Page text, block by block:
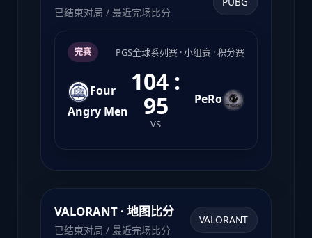
已结束对局 / 最近完场比分
完赛 PGS全球系列赛 · 小组赛 · 积分赛
Four
Angry Men
104 :
95
VS
PeRo
VALORANT · 地图比分
已结束对局 / 最近完场比分
VALORANT